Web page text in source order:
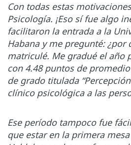
Con todas estas
Psicología. ¡Eso sí fue algo
facilitaron la entrada a la
Habana y me pregunté: ¿por
matriculé. Me gradué el año
con 4.48 puntos de
de grado titulada
clínico psicológica a las
Ese período tampoco fue
que estar en la primera